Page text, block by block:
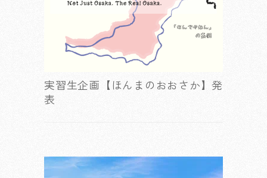
実習生企画【ほんまのおおさか】発
表